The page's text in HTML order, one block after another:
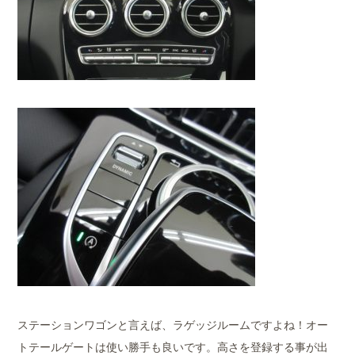
ステーションワゴンと言えば、ラゲッジルームですよね！オー
トテールゲートは使い勝手も良いです。高さを登録する事が出